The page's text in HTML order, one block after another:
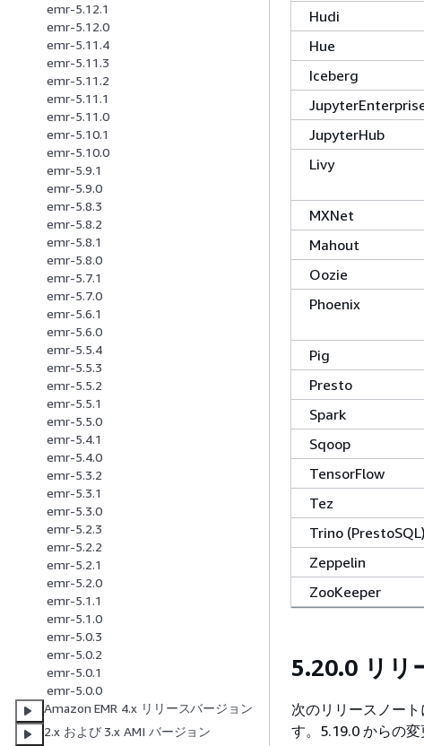
emr-5.12.1
emr-5.12.0
emr-5.11.4
emr-5.11.3
emr-5.11.2
emr-5.11.1
emr-5.11.0
emr-5.10.1
emr-5.10.0
emr-5.9.1
emr-5.9.0
emr-5.8.3
emr-5.8.2
emr-5.8.1
emr-5.8.0
emr-5.7.1
emr-5.7.0
emr-5.6.1
emr-5.6.0
emr-5.5.4
emr-5.5.3
emr-5.5.2
emr-5.5.1
emr-5.5.0
emr-5.4.1
emr-5.4.0
emr-5.3.2
emr-5.3.1
emr-5.3.0
emr-5.2.3
emr-5.2.2
emr-5.2.1
emr-5.2.0
emr-5.1.1
emr-5.1.0
emr-5.0.3
emr-5.0.2
emr-5.0.1
emr-5.0.0
Amazon EMR 4.x リリースバージョン
2.x および 3.x AMI バージョン
Hudi
Hue
Iceberg
JupyterHub
Livy
MXNet
Mahout
Oozie
Phoenix
Pig
Presto
Spark
Sqoop
TensorFlow
Tez
Trino (PrestoSQL)
Zeppelin
ZooKeeper
5.20.0 リリ
次のリリースノー
す。5.19.0 からの変